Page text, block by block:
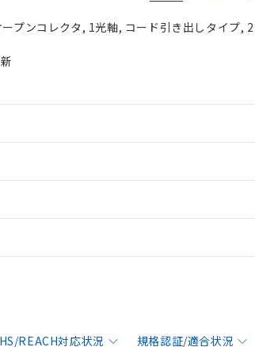
プンコレクタ, 1光軸, コード引き出しタイプ,
REACH対応状況 規格認証/適合状況